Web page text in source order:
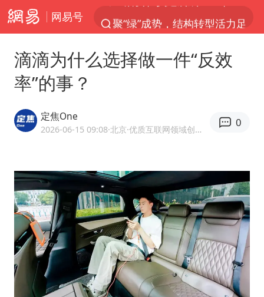
网易号
聚“绿”成势，结构转型活力足
长城H10正式上市
陕西柞水突发泥石流致1死2失联
律师称“梅姨”若满75岁或不适用死刑
杭州一小区17楼玻璃幕墙爆裂
“梅姨”准确年龄仍未知
南昌一规划馆现“阴间座椅”字样
沪指震荡反弹涨0.57%
41岁女子为鼓励女儿考上985研究生
滴滴为什么选择做一件“反效
率”的事？
定焦One
2026-06-15 09:08·北京 ·优质互联网领域创作者
0